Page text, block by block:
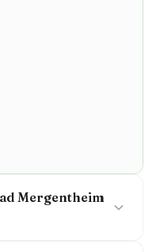
Mergentheim